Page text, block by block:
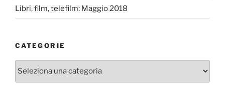
Libri, film, telefilm: Maggio 2018
CATEGORIE
Categorie